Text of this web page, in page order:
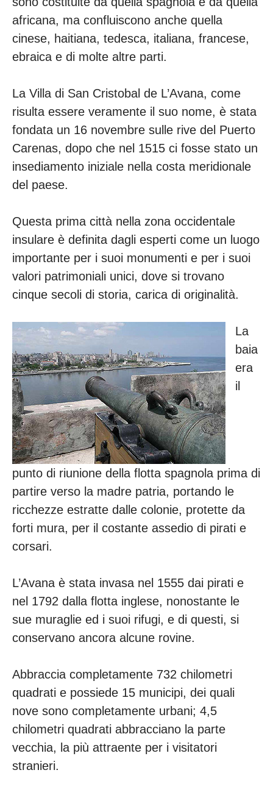
africana, ma confluiscono anche quella
cinese, haitiana, tedesca, italiana, francese,
ebraica e di molte altre parti.
La Villa di San Cristobal de L’Avana, come
risulta essere veramente il suo nome, è stata
fondata un 16 novembre sulle rive del Puerto
Carenas, dopo che nel 1515 ci fosse stato un
insediamento iniziale nella costa meridionale
del paese.
Questa prima città nella zona occidentale
insulare è definita dagli esperti come un luogo
importante per i suoi monumenti e per i suoi
valori patrimoniali unici, dove si trovano
cinque secoli di storia, carica di originalità.
La
baia
era
il
punto di riunione della flotta spagnola prima di
partire verso la madre patria, portando le
ricchezze estratte dalle colonie, protette da
forti mura, per il costante assedio di pirati e
corsari.
L’Avana è stata invasa nel 1555 dai pirati e
nel 1792 dalla flotta inglese, nonostante le
sue muraglie ed i suoi rifugi, e di questi, si
conservano ancora alcune rovine.
Abbraccia completamente 732 chilometri
quadrati e possiede 15 municipi, dei quali
nove sono completamente urbani; 4,5
chilometri quadrati abbracciano la parte
vecchia, la più attraente per i visitatori
stranieri.